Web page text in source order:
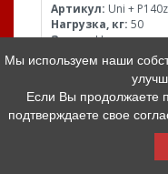
Артикул: Uni + P140z
Нагрузка, кг: 50
Замок:Нет
Материал:Сталь
Цвет:
В наличии
Цена: 4800
В корзину
Мы используем наши
Если Вы продолжаете
подтверждаете свое